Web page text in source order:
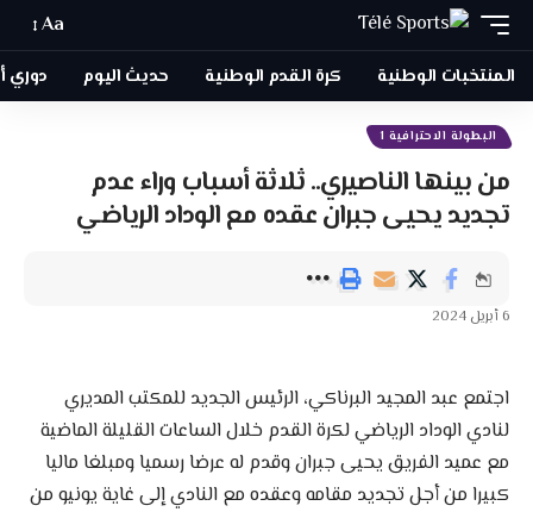
Aa
المنتخبات الوطنية كرة القدم الوطنية حديث اليوم دوري
البطولة الاحترافية 1
من بينها الناصيري.. ثلاثة أسباب وراء عدم
تجديد يحيى جبران عقده مع الوداد الرياضي
اجتمع عبد المجيد البرناكي، الرئيس الجديد للمكتب المديري
لنادي الوداد الرياضي لكرة القدم خلال الساعات القليلة الماضية
مع عميد الفريق يحيى جبران وقدم له عرضا رسميا ومبلغا ماليا
كبيرا من أجل تجديد مقامه وعقده مع النادي إلى غاية يونيو من